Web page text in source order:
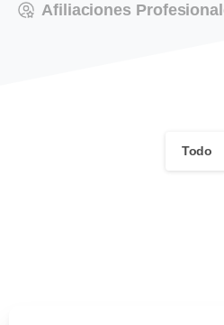
Afiliaciones
Todo